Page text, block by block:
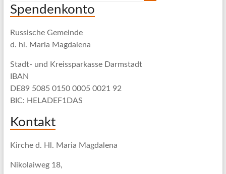
Spendenkonto
Russische Gemeinde
d. hl. Maria Magdalena
Stadt- und Kreissparkasse Darmstadt
IBAN
DE89 5085 0150 0005 0021 92
BIC: HELADEF1DAS
Kontakt
Kirche d. Hl. Maria Magdalena
Nikolaiweg 18,